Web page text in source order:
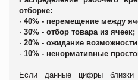
отборке:
· 40% - перемещение между
· 30% - отбор товара из ячеек;
· 20% - ожидание
· 10% - ненормативные
Если данные цифры близки